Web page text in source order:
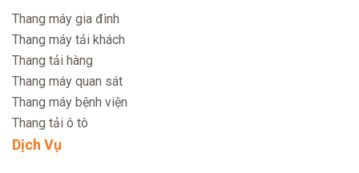
Thang máy gia đình
Thang máy tải khách
Thang tải hàng
Thang máy quan sát
Thang máy bệnh viện
Thang tải ô tô
Dịch Vụ